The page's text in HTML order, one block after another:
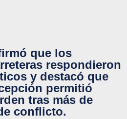
que los
respondieron
y destacó que
permitió
tras más de
conflicto.